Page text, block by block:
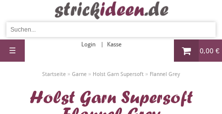
0,00 €
Login Kasse
☰
Startseite » Garne » Holst Garn Supersoft » Flannel Grey
Holst Garn Supersoft